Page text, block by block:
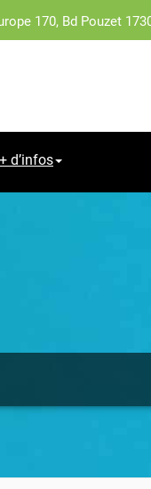
170, Bd Pouzet
+ d’infos